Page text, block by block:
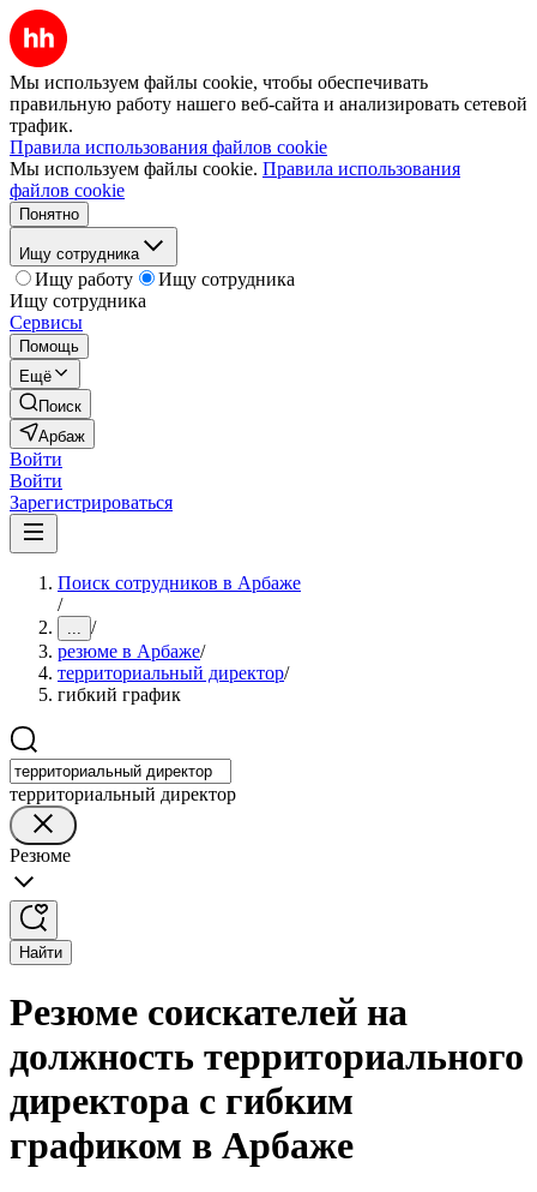
Мы используем файлы cookie, чтобы обеспечивать
правильную работу нашего веб-сайта и анализировать сетевой
трафик.
Правила использования файлов cookie
Мы используем файлы cookie. Правила использования
файлов cookie
Понятно
Ищу сотрудника
Ищу работу
Ищу сотрудника
Ищу сотрудника
Сервисы
Помощь
Ещё
Поиск
Арбаж
Войти
Войти
Зарегистрироваться
Поиск сотрудников в Арбаже
/
... /
резюме в Арбаже/
территориальный директор/
гибкий график
территориальный директор
Резюме
Найти
Резюме соискателей на
должность территориального
директора с гибким
графиком в Арбаже